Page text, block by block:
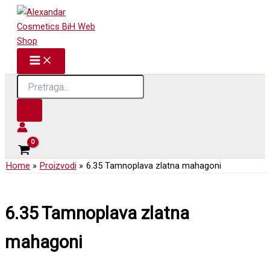
Skip
content
Products
search
Home Proizvodi 6.35 Tamnoplava zlatna mahagoni
6.35 Tamnoplava zlatna
mahagoni